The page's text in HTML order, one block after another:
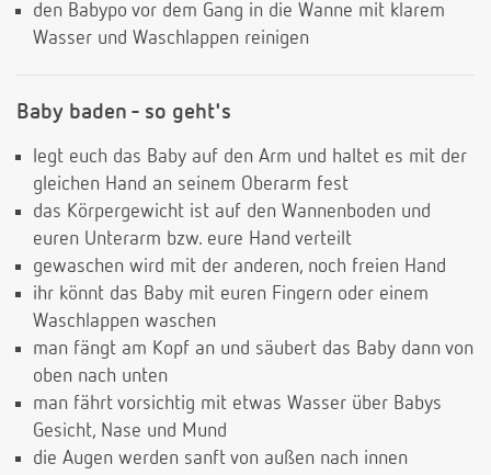
den Babypo vor dem Gang in die Wanne mit klarem
Wasser und Waschlappen reinigen
Baby baden - so geht's
legt euch das Baby auf den Arm und haltet es mit der
gleichen Hand an seinem Oberarm fest
das Körpergewicht ist auf den Wannenboden und
euren Unterarm bzw. eure Hand verteilt
gewaschen wird mit der anderen, noch freien Hand
ihr könnt das Baby mit euren Fingern oder einem
Waschlappen waschen
man fängt am Kopf an und säubert das Baby dann von
oben nach unten
man fährt vorsichtig mit etwas Wasser über Babys
Gesicht, Nase und Mund
die Augen werden sanft von außen nach innen